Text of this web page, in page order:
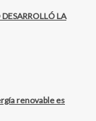
LA
renovable es